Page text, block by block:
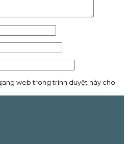
web trong trình duyệt này cho